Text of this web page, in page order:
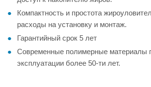
Компактность и простота
расходы на установку и монтаж.
Гарантийный срок 5 лет
Современные полимерные материалы
эксплуатации более 50-ти лет.